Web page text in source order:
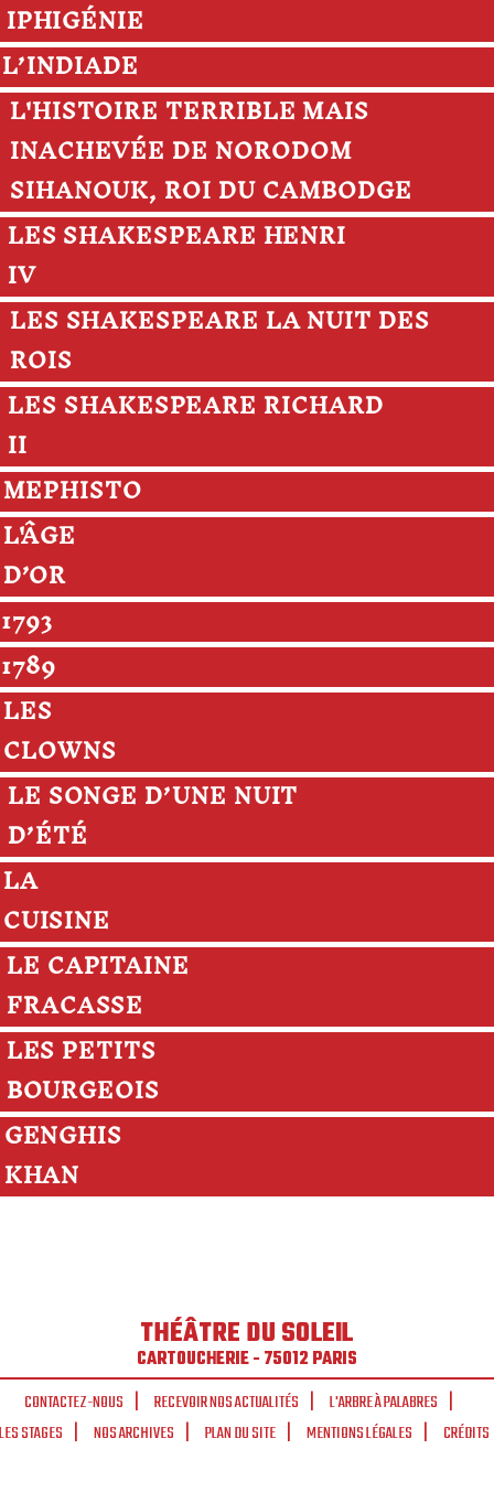
IPHIGÉNIE
L’INDIADE
L'HISTOIRE TERRIBLE MAIS
INACHEVÉE DE NORODOM
SIHANOUK, ROI DU CAMBODGE
LES SHAKESPEARE HENRI
IV
LES SHAKESPEARE LA NUIT DES
ROIS
LES SHAKESPEARE RICHARD
II
MEPHISTO
L'ÂGE
D’OR
1793
1789
LES
CLOWNS
LE SONGE D’UNE NUIT
D’ÉTÉ
LA
CUISINE
LE CAPITAINE
FRACASSE
LES PETITS
BOURGEOIS
GENGHIS
KHAN
THÉÂTRE DU SOLEIL
CARTOUCHERIE - 75012 PARIS
CONTACTEZ-NOUS
RECEVOIR NOS ACTUALITÉS
L'ARBRE À PALABRES
LES STAGES
NOS ARCHIVES PLAN DU SITE MENTIONS LÉGALES CRÉDITS